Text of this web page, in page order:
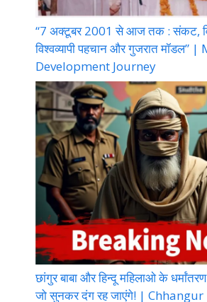
“7 अक्टूबर 2001 से आज तक : संकट,
विश्वव्यापी पहचान और गुजरात
Development Journey
छांगुर बाबा और हिन्दू महिलाओ के
जो सुनकर दंग रह जाएंगे! |